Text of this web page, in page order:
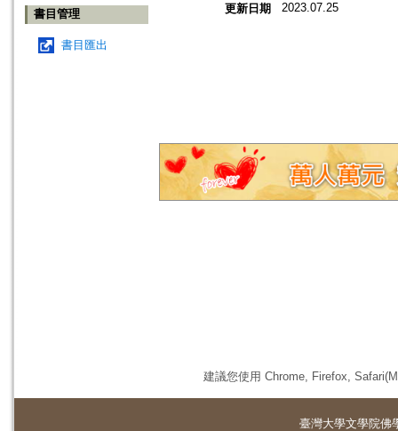
書目管理
書目匯出
更新日期 2023.07.25
建議您使用 Chrome, Firefox,
臺灣大學文學院佛